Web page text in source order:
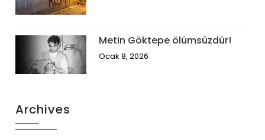
Metin Göktepe ölümsüzdür!
Ocak 8, 2026
Archives